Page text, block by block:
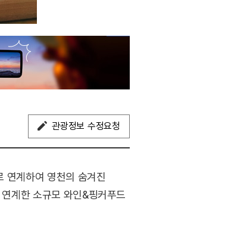
관광정보 수정요청
연계하여 영천의 숨겨진
계한 소규모 와인&핑커푸드